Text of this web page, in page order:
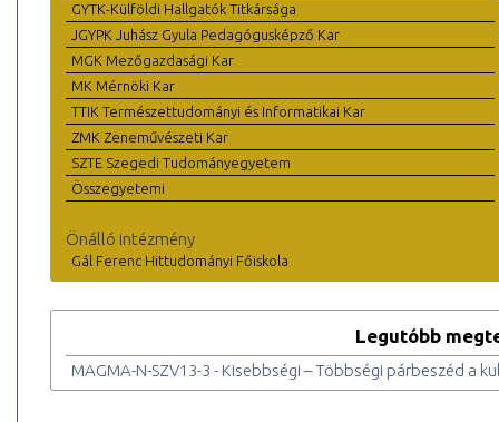
GYTK-Külföldi Hallgatók Titkársága
JGYPK Juhász Gyula Pedagógusképző Kar
MGK Mezőgazdasági Kar
MK Mérnöki Kar
TTIK Természettudományi és Informatikai Kar
ZMK Zeneművészeti Kar
SZTE Szegedi Tudományegyetem
Összegyetemi
Önálló intézmény
Gál Ferenc Hittudományi Főiskola
Legutóbb
MAGMA-N-SZV13-3 - Kisebbségi – Többségi párbeszéd a